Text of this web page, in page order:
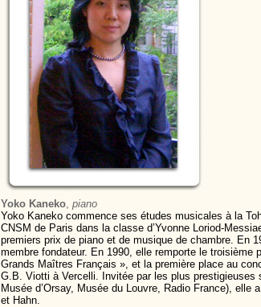
Yoko Kaneko, piano
Yoko Kaneko commence ses études musicales à la
CNSM de Paris dans la classe d’Yvonne Loriod-
premiers prix de piano et de musique de chambre. En
membre fondateur. En 1990, elle remporte le troisième
Grands Maîtres Français », et la première place au
G.B. Viotti à Vercelli. Invitée par les plus prestigieuses
Musée d’Orsay, Musée du Louvre, Radio France),
et Hahn.